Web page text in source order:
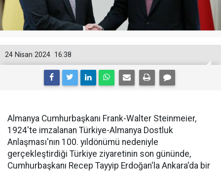
16:38
24 Nisan 2024
Almanya Cumhurbaşkanı Frank-Walter Steinmeier,
1924'te imzalanan Türkiye-Almanya Dostluk
Anlaşması'nın 100. yıldönümü nedeniyle
gerçekleştirdiği Türkiye ziyaretinin son gününde,
Cumhurbaşkanı Recep Tayyip Erdoğan'la Ankara'da bir